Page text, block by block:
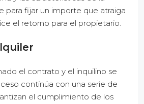
para fijar un importe que atraiga
el retorno para el propietario.
el contrato y el inquilino se
continúa con una serie de
el cumplimiento de los